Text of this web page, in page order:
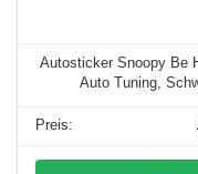
Autosticker Snoopy Be
Auto Tuning,